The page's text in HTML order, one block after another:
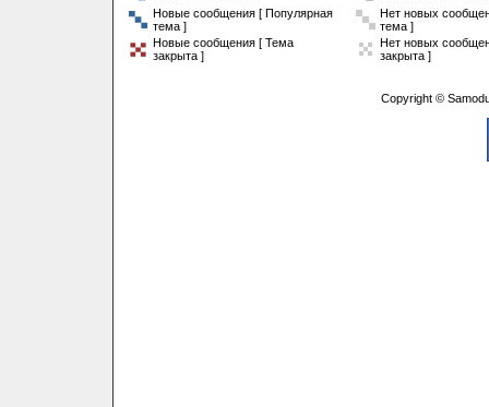
Новые сообщения [ Популярная
тема ]
Нет новых
тема ]
Новые сообщения [ Тема
закрыта ]
Нет новых
закрыта ]
Copyright ©